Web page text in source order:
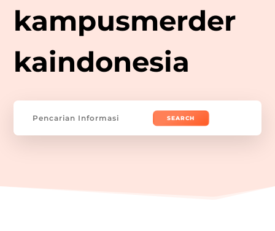
kampusmerder
kaindonesia
Search